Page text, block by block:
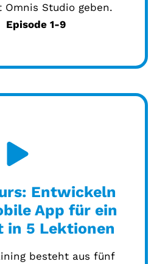
Studio geben.
Episode 1-9
Entwickeln
App für ein
in 5 Lektionen
besteht aus fünf